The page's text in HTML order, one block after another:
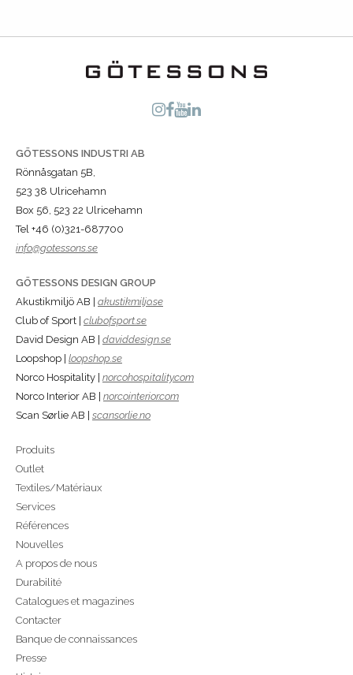
GÖTESSONS INDUSTRI AB
Rönnåsgatan 5B,
523 38 Ulricehamn
Box 56, 523 22 Ulricehamn
Tel +46 (0)321-687700
info@gotessons.se
GÖTESSONS DESIGN GROUP
Akustikmiljö AB | akustikmiljo.se
Club of Sport | clubofsport.se
David Design AB | daviddesign.se
Loopshop | loopshop.se
Norco Hospitality | norcohospitality.com
Norco Interior AB | norcointerior.com
Scan Sørlie AB | scansorlie.no
Produits
Outlet
Textiles/Matériaux
Services
Références
Nouvelles
A propos de nous
Durabilité
Catalogues et magazines
Contacter
Banque de connaissances
Presse